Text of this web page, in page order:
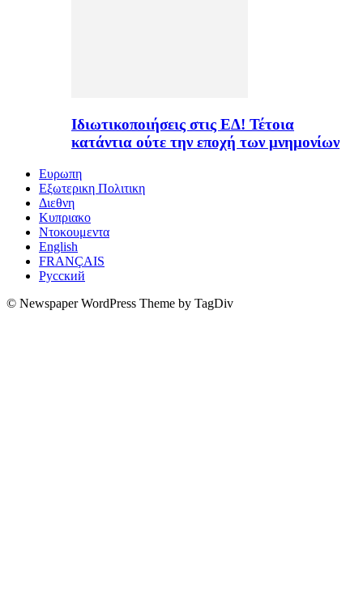
Ιδιωτικοποιήσεις στις ΕΔ! Τέτοια
κατάντια ούτε την εποχή των μνημονίων
Ευρωπη
Εξωτερικη Πολιτικη
Διεθνη
Κυπριακο
Ντοκουμεντα
English
FRANÇAIS
Русский
© Newspaper WordPress Theme by TagDiv